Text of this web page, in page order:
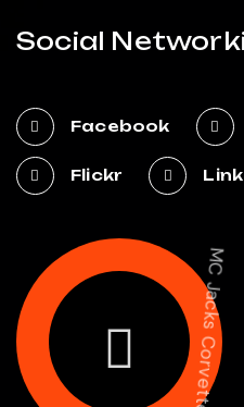
Social
Facebook
Flickr
MC Jacks Corvettes